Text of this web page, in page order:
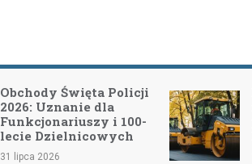
Obchody Święta Policji
2026: Uznanie dla
Funkcjonariuszy i 100-
lecie Dzielnicowych
31 lipca 2026